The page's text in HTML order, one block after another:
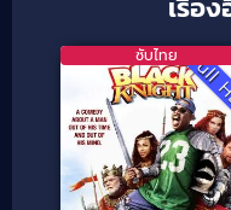
Full
ซับไทย